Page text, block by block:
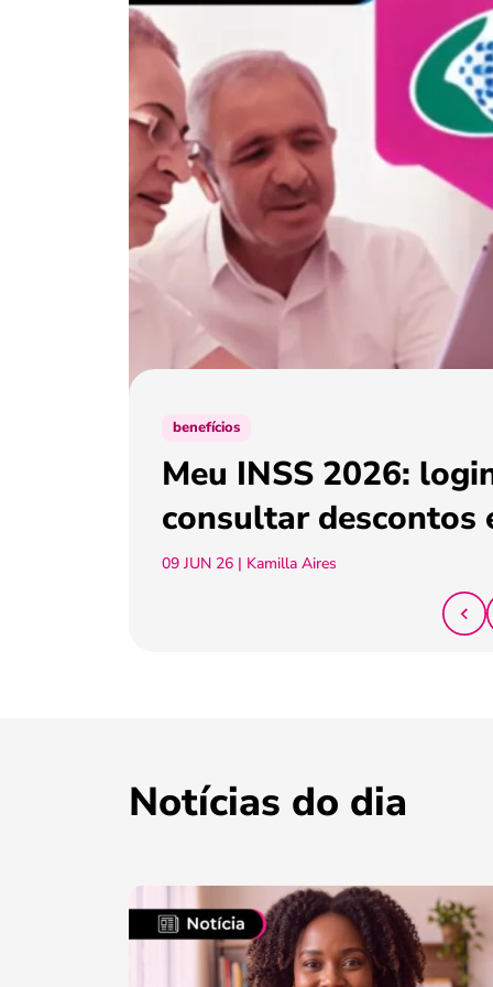
benefícios
Meu INSS 2026:
consultar descontos
09 JUN 26 | Kamilla Aires
Notícias do dia